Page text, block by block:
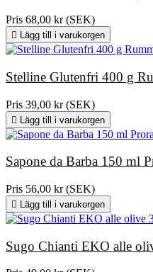
Pris 68,00 kr (SEK)
 Lägg till i varukorgen
Stelline Glutenfri 400 g
Pris 39,00 kr (SEK)
 Lägg till i varukorgen
Sapone da Barba 150 ml
Pris 56,00 kr (SEK)
 Lägg till i varukorgen
Sugo Chianti EKO alle